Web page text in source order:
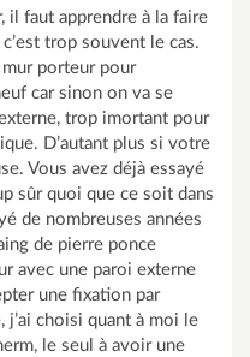
il faut apprendre à la faire
trop souvent le cas.
porteur pour
car sinon on va se
trop imortant pour
D’autant plus si votre
Vous avez déjà essayé
sûr quoi que ce soit dans
de nombreuses années
de pierre ponce
avec une paroi externe
une fixation par
j’ai choisi quant à moi le
le seul à avoir une